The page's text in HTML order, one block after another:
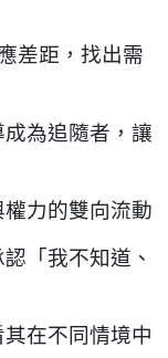
差距，找出需
為追隨者，讓
力的雙向流動
「我不知道、
在不同情境中